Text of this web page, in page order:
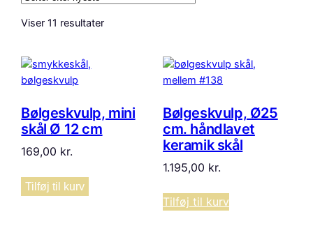
Viser 11 resultaterSorteret
Bølgeskvulp, mini
skål Ø 12 cm
169,00 kr.
Tilføj til kurv
Bølgeskvulp, Ø25
cm. håndlavet
keramik skål
1.195,00 kr.
Tilføj til kurv